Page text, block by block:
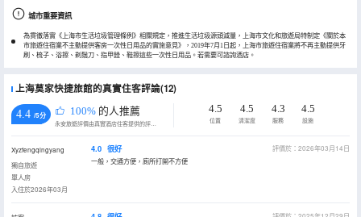
城市重要資訊
為貫徹落實《上海市生活垃圾管理條例》相關規定，推進生活垃圾源頭減量，上海市文化和旅遊局特制定《關於本
市旅遊住宿業不主動提供客房一次性日用品的實施意見》，2019年7月1日起，上海市旅遊住宿業將不再主動提供牙
刷、梳子、浴擦、剃鬚刀、指甲銼、鞋擦這些一次性日用品。若需要可諮詢酒店。
上海莫家快捷旅館的真實住客評論(12)
4.4 /5分 100% 的人推薦
永安旅遊評價由真實酒店住客提供的評價。
4.5
位置
4.5
清潔度
4.3
服務
4.5
設施
Xyzfengqingyang
獨自旅遊
單人房
入住於2026年03月
4.0 很好
評價於：2026年03月14日
一般，交通方便，廁所打開不方便